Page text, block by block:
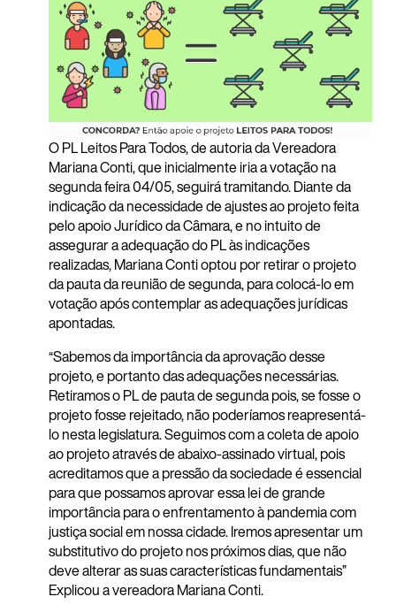
O PL Leitos Para Todos, de autoria da Vereadora
Mariana Conti, que inicialmente iria a votação na
segunda feira 04/05, seguirá tramitando. Diante da
indicação da necessidade de ajustes ao projeto feita
pelo apoio Jurídico da Câmara, e no intuito de
assegurar a adequação do PL às indicações
realizadas, Mariana Conti optou por retirar o projeto
da pauta da reunião de segunda, para colocá-lo em
votação após contemplar as adequações jurídicas
apontadas.
“Sabemos da importância da aprovação desse
projeto, e portanto das adequações necessárias.
Retiramos o PL de pauta de segunda pois, se fosse o
projeto fosse rejeitado, não poderíamos reapresentá-
lo nesta legislatura. Seguimos com a coleta de apoio
ao projeto através de abaixo-assinado virtual, pois
acreditamos que a pressão da sociedade é essencial
para que possamos aprovar essa lei de grande
importância para o enfrentamento à pandemia com
justiça social em nossa cidade. Iremos apresentar um
substitutivo do projeto nos próximos dias, que não
deve alterar as suas características fundamentais”
Explicou a vereadora Mariana Conti.